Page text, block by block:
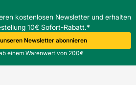
kostenlosen Newsletter und erhalten
10€ Sofort-Rabatt.*
Newsletter abonnieren
einem Warenwert von 200€